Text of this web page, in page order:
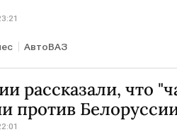
АвтоВАЗ
рассказали, что
против